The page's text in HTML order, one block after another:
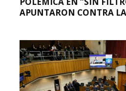
APUNTARON CONTRA